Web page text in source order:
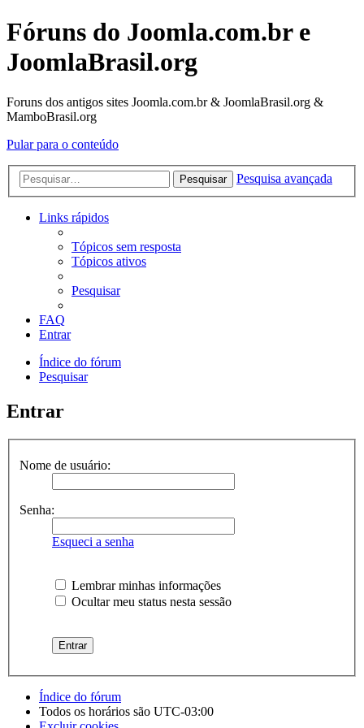
Fóruns do Joomla.com.br e
JoomlaBrasil.org
Foruns dos antigos sites Joomla.com.br & JoomlaBrasil.org &
MamboBrasil.org
Pular para o conteúdo
Pesquisar Pesquisa avançada
Links rápidos
Tópicos sem resposta
Tópicos ativos
Pesquisar
FAQ
Entrar
Índice do fórum
Pesquisar
Entrar
Nome de usuário:
Senha:
Esqueci a senha
Lembrar minhas informações
Ocultar meu status nesta sessão
Índice do fórum
Todos os horários são UTC-03:00